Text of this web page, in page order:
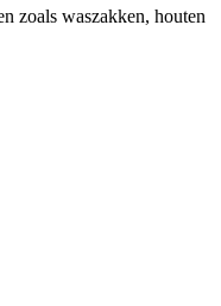
zoals waszakken, houten